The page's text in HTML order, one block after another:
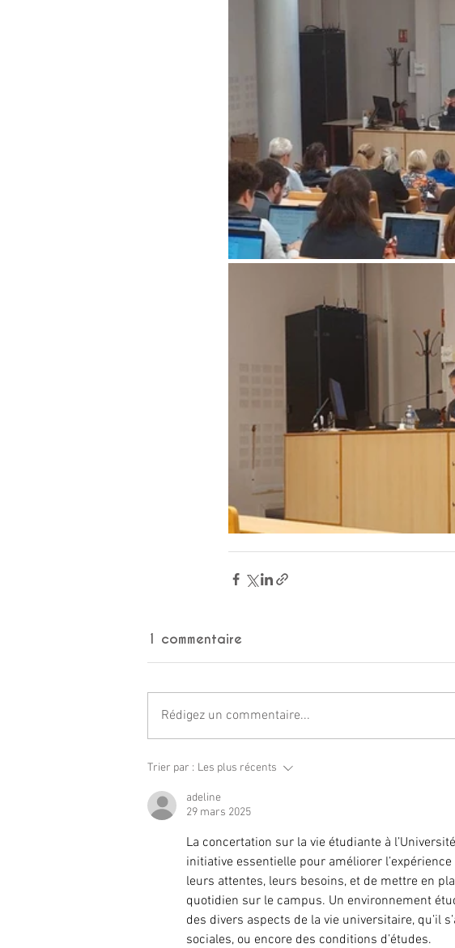
1 commentaire
Rédigez un commentaire...
Trier par : Les plus récents
adeline
29 mars 2025
La concertation sur la vie étudiante à
initiative essentielle pour améliorer
leurs attentes, leurs besoins, et de mettre en
quotidien sur le campus. Un environnement
des divers aspects de la vie universitaire, qu’il
sociales, ou encore des conditions d’études.